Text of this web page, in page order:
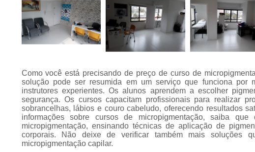
Como você está precisando de preço de curso de
solução pode ser resumida em um serviço que funciona por
instrutores experientes. Os alunos aprendem a escolher
segurança. Os cursos capacitam profissionais para realizar
sobrancelhas, lábios e couro cabeludo, oferecendo resultados
informações sobre cursos de micropigmentação, saiba
micropigmentação, ensinando técnicas de aplicação de
corporais. Não deixe de verificar também mais soluções
micropigmentação capilar.